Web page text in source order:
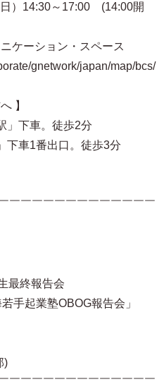
）14:30～17:00 (14:00開
ケーション・スペース
gnetwork/japan/map/bcs/
】
」下車。徒歩2分
下車1番出口。徒歩3分
￣￣￣￣￣￣￣￣￣￣￣￣￣
終報告会
起業塾OBOG報告会」
)
￣￣￣￣￣￣￣￣￣￣￣￣￣